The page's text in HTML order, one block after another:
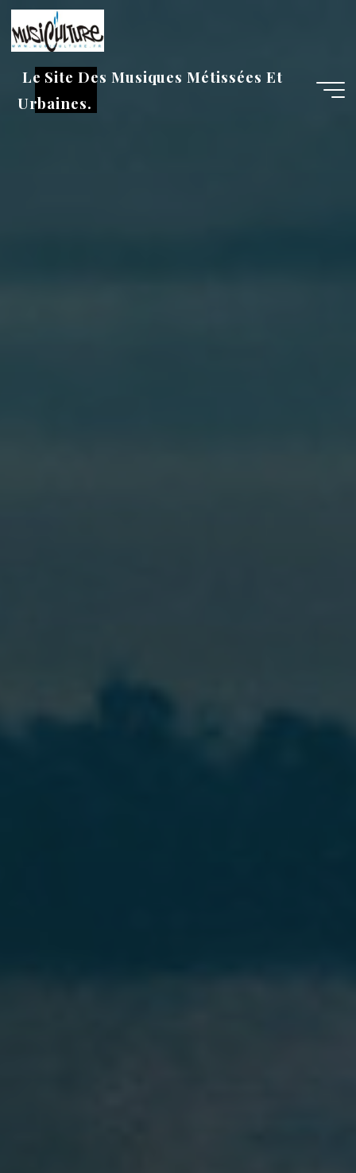
Aller
au
contenu
Le Site Des Musiques Métissées Et
Urbaines.